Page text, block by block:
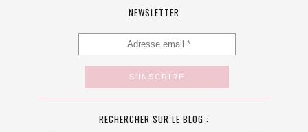
NEWSLETTER
RECHERCHER SUR LE BLOG :